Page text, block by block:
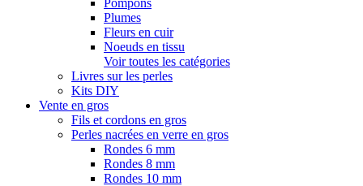
Pompons
Plumes
Fleurs en cuir
Noeuds en tissu
Voir toutes les catégories
Livres sur les perles
Kits DIY
Vente en gros
Fils et cordons en gros
Perles nacrées en verre en gros
Rondes 6 mm
Rondes 8 mm
Rondes 10 mm